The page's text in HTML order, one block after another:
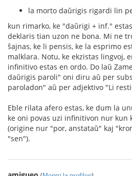
la morto daŭrigis rigardi lin
kun rimarko, ke "daŭrigi + inf."
deklaris tian uzon ne bona. Mi ne
ŝajnas, ke li pensis, ke la esprimo
malklara. Notu, ke ekzistas lingvoj,
infinitivo estas en ordo. Do laŭ
daŭrigis paroli" oni diru aŭ per
paroladon" aŭ per adjektivo "Li
Eble rilata afero estas, ke dum la
ke oni povas uzi infinitivon nur kun
(origine nur "por, anstataŭ" kaj
"sen").